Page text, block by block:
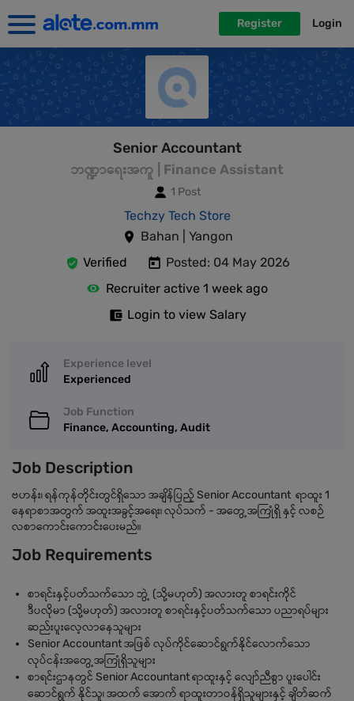
Register Login
Senior Accountant
ဘဏ္ဍာရေးအကူ | Finance Assistant
1 Post
Techzy Tech Store
Bahan | Yangon
Verified
Posted: 04 May 2026
Recruiter active 1 week ago
Login to view Salary
Experience level
Experienced
Job Function
Finance, Accounting, Audit
Job Description
ဗဟန်း၊ ရန်ကုန်တိုင်းတွင်ရှိသော အချိန်ပြည့် Senior Accountant ရာထူး 1
နေရာစာအတွက် အထူးအခွင့်အရေး၊ လုပ်သက် - အတွေ့အကြုံရှိ နှင့် လစဉ်
လစာကောင်းကောင်းပေးမည်။
Job Requirements
စာရင်းနှင့်ပတ်သက်သော ဘွဲ့ (သို့မဟုတ်) အလားတူ စာရင်းကိုင်
ဒီပလိုမာ (သို့မဟုတ်) အလားတူ စာရင်းနှင့်ပတ်သက်သော ပညာရပ်များ
ဆည်းပူးလေ့လာနေသူများ
Senior Accountant အဖြစ် လုပ်ကိုင်ဆောင်ရွက်နိုင်လောက်သော
လုပ်ငန်းအတွေ့အကြုံရှိသူများ
စာရင်းဌာနတွင် Senior Accountant ရာထူးနှင့် လျော်ညီစွာ ပူးပေါင်း
ဆောင်ရွက် နိုင်သူ၊ အထက် အောက် ရာထူးတာဝန်ရှိသူများနှင့် ချိတ်ဆက်